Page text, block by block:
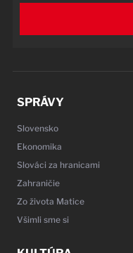
SPRÁVY
Slovensko
Ekonomika
Slováci za hranicami
Zahraničie
Zo života Matice
Všimli sme si